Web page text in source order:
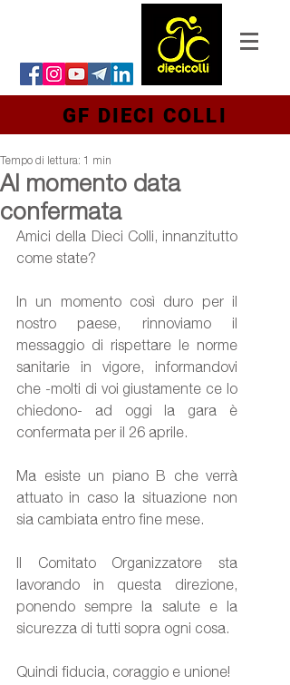
GF DIECI COLLI
Al momento data
confermata
Tempo di lettura: 1 min
Amici della Dieci Colli, innanzitutto
come state?
In un momento così duro per il
nostro paese, rinnoviamo il
messaggio di rispettare le norme
sanitarie in vigore, informandovi
che -molti di voi giustamente ce lo
chiedono- ad oggi la gara è
confermata per il 26 aprile.
Ma esiste un piano B che verrà
attuato in caso la situazione non
sia cambiata entro fine mese.
Il Comitato Organizzatore sta
lavorando in questa direzione,
ponendo sempre la salute e la
sicurezza di tutti sopra ogni cosa.
Quindi fiducia, coraggio e unione!